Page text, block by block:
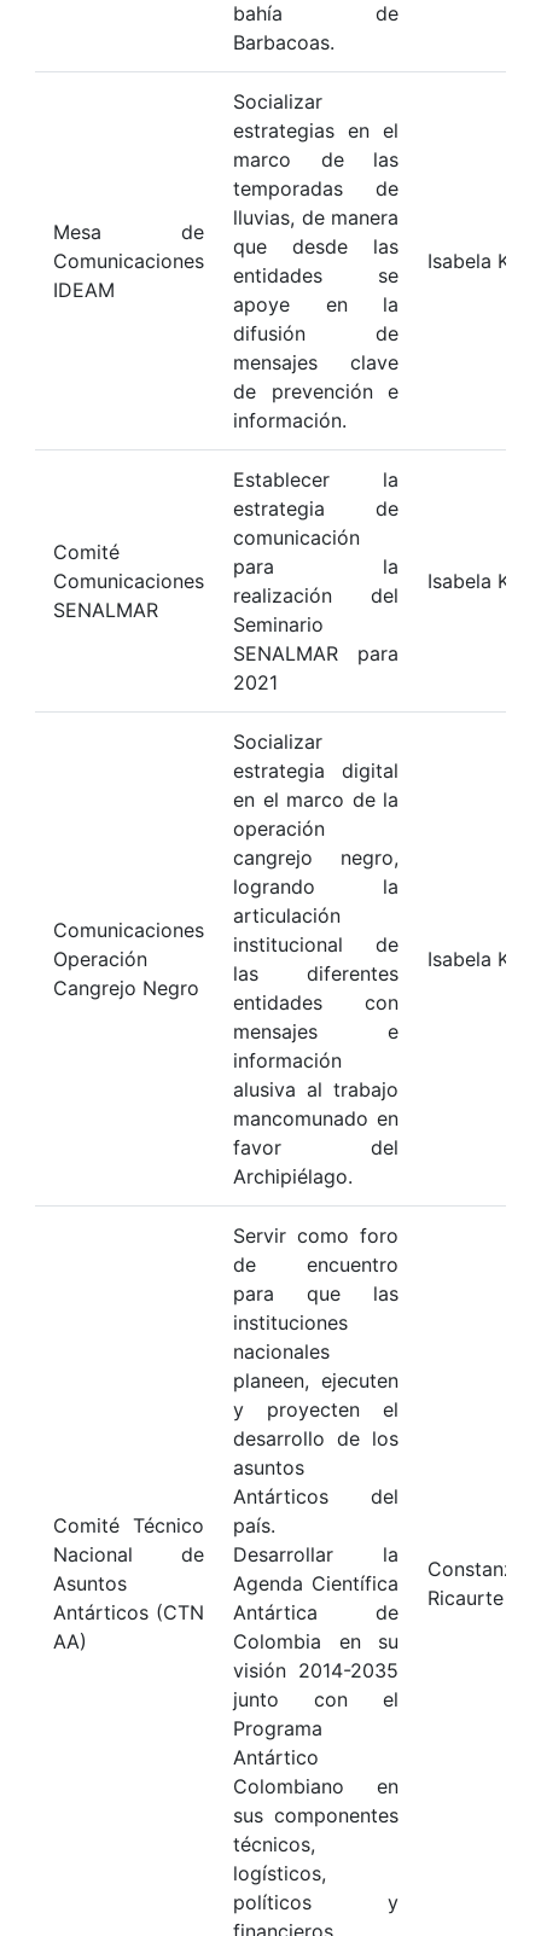
bahía de
Barbacoas.
Mesa de
Comunicaciones
IDEAM
Socializar
estrategias en el
marco de las
temporadas de
lluvias, de manera
que desde las
entidades se
apoye en la
difusión de
mensajes clave
de prevención e
información.
Isabela
Comité
Comunicaciones
SENALMAR
Establecer la
estrategia de
comunicación
para la
realización del
Seminario
SENALMAR para
2021
Isabela
Comunicaciones
Operación
Cangrejo Negro
Socializar
estrategia digital
en el marco de la
operación
cangrejo negro,
logrando la
articulación
institucional de
las diferentes
entidades con
mensajes e
información
alusiva al trabajo
mancomunado en
favor del
Archipiélago.
Isabela
Comité Técnico
Nacional de
Asuntos
Antárticos (CTN
AA)
Servir como foro
de encuentro
para que las
instituciones
nacionales
planeen, ejecuten
y proyecten el
desarrollo de los
asuntos
Antárticos del
país.
Desarrollar la
Agenda Científica
Antártica de
Colombia en su
visión 2014-2035
junto con el
Programa
Antártico
Colombiano en
sus componentes
técnicos,
logísticos,
políticos y
Constanza
Ricaurte